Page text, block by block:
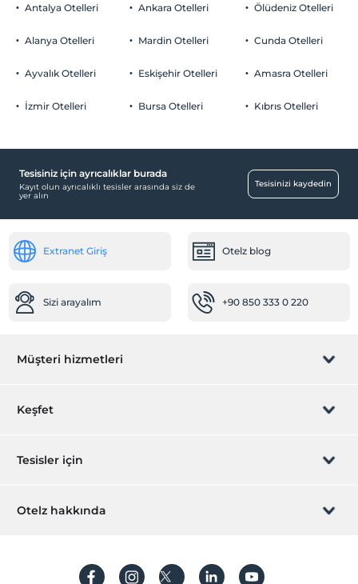
Antalya Otelleri
Alanya Otelleri
Ayvalık Otelleri
İzmir Otelleri
Ankara Otelleri
Mardin Otelleri
Eskişehir Otelleri
Bursa Otelleri
Ölüdeniz Otelleri
Cunda Otelleri
Amasra Otelleri
Kıbrıs Otelleri
Tesisiniz için ayrıcalıklar burada
Kayıt olun ayrıcalıklı tesisler arasında siz de
yer alın
Tesisinizi kaydedin
Extranet Giriş Otelz blog
Sizi arayalım +90 850 333 0 220
Müşteri hizmetleri
Rezervasyon yönet
Sıkça sorulan sorular
Keşfet
Hediye Kart
Hesap oluştur
Tesisler için
Hemen tesisinizi ekleyin
Otelz hakkında